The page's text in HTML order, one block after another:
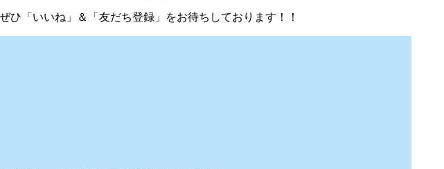
「いいね」＆「友だち登録」をお待ちしております！！